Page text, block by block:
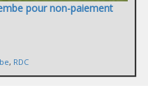
pour non-paiement
, RDC